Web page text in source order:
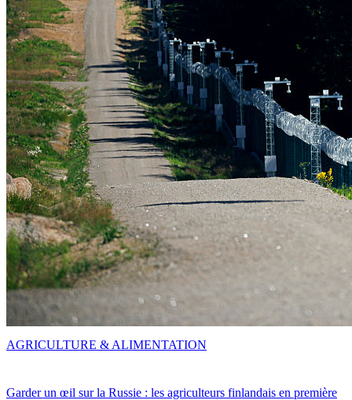
Garder un œil sur la Russie : les agriculteurs finlandais en première
AGRICULTURE & ALIMENTATION